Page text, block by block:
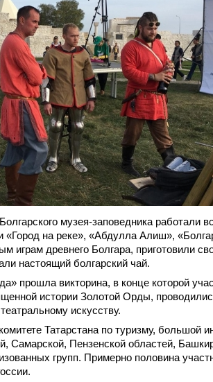
музея-заповедника работали
на реке», «Абдулла Алиш»,
играм древнего Болгара, приготовили
настоящий болгарский чай.
прошла викторина, в конце которой
истории Золотой Орды,
искусству.
Татарстана по туризму, большой
Самарской, Пензенской областей,
групп. Примерно половина